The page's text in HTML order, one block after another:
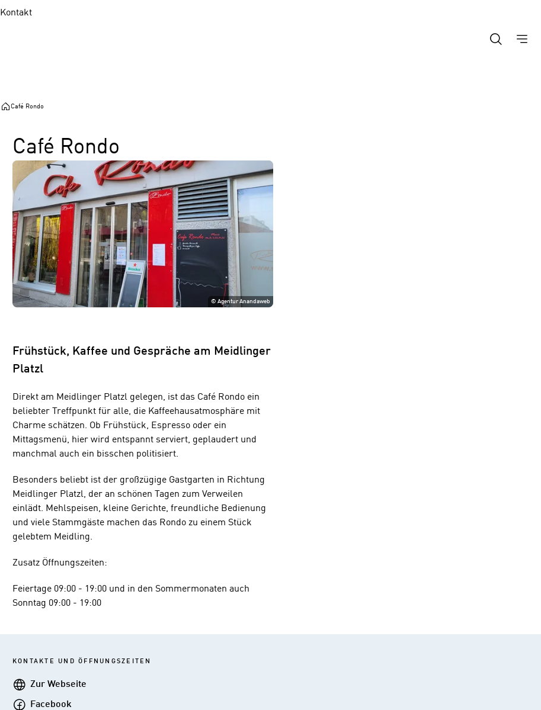
Kontakt
Café Rondo
Café Rondo
©Agentur Anandaweb
Frühstück, Kaffee und Gespräche am Meidlinger
Platzl
Direkt am Meidlinger Platzl gelegen, ist das Café Rondo ein
beliebter Treffpunkt für alle, die Kaffeehausatmosphäre mit
Charme schätzen. Ob Frühstück, Espresso oder ein
Mittagsmenü, hier wird entspannt serviert, geplaudert und
manchmal auch ein bisschen politisiert.
Besonders beliebt ist der großzügige Gastgarten in Richtung
Meidlinger Platzl, der an schönen Tagen zum Verweilen
einlädt. Mehlspeisen, kleine Gerichte, freundliche Bedienung
und viele Stammgäste machen das Rondo zu einem Stück
gelebtem Meidling.
Zusatz Öffnungszeiten:
Feiertage 09:00 - 19:00 und in den Sommermonaten auch
Sonntag 09:00 - 19:00
KONTAKTE UND ÖFFNUNGSZEITEN
WebseiteZur Webseite
FacebookFacebook